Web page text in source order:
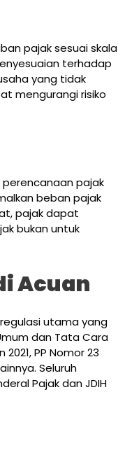
pajak sesuai skala
terhadap
yang tidak
mengurangi risiko
pajak
beban pajak
pajak dapat
bukan untuk
Acuan
utama yang
dan Tata Cara
PP Nomor 23
Seluruh
Pajak dan JDIH